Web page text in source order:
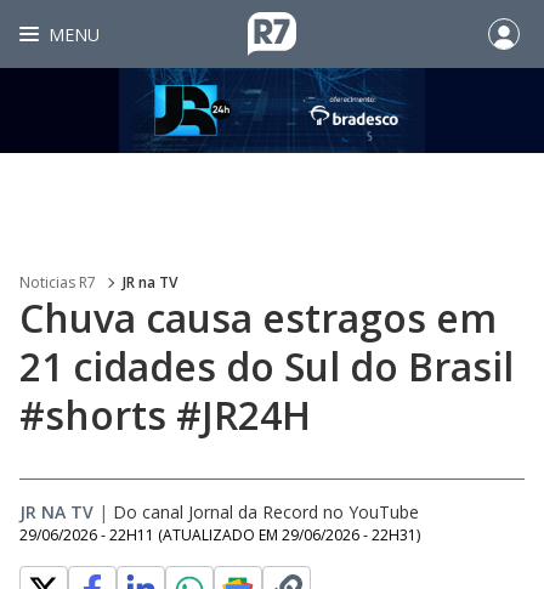
MENU
Noticias R7 JR na TV
Chuva causa estragos em
21 cidades do Sul do Brasil
#shorts #JR24H
JR NA TV | Do canal Jornal da Record no YouTube
29/06/2026 - 22H11 (ATUALIZADO EM 29/06/2026 - 22H31)